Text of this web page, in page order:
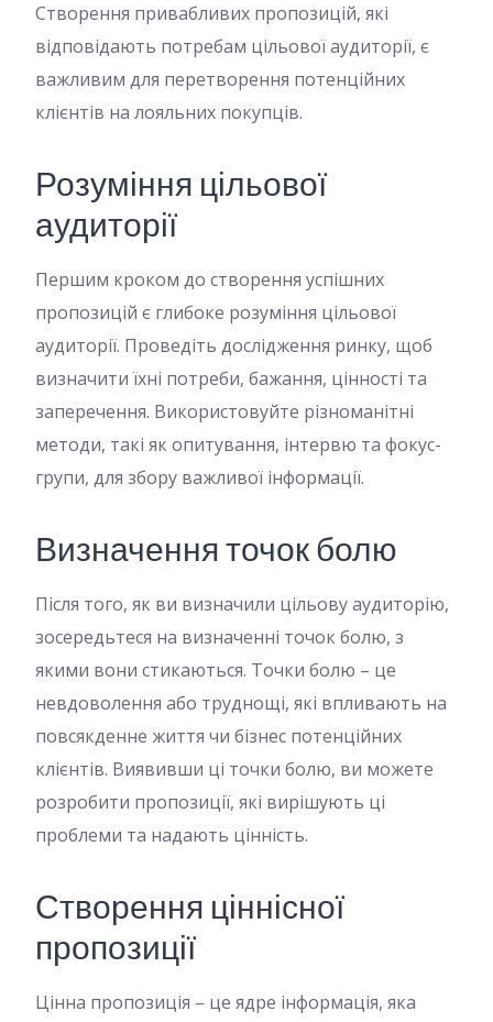
Створення привабливих пропозицій, які
відповідають потребам цільової аудиторії, є
важливим для перетворення потенційних
клієнтів на лояльних покупців.
Розуміння цільової
аудиторії
Першим кроком до створення успішних
пропозицій є глибоке розуміння цільової
аудиторії. Проведіть дослідження ринку, щоб
визначити їхні потреби, бажання, цінності та
заперечення. Використовуйте різноманітні
методи, такі як опитування, інтервю та фокус-
групи, для збору важливої інформації.
Визначення точок болю
Після того, як ви визначили цільову аудиторію,
зосередьтеся на визначенні точок болю, з
якими вони стикаються. Точки болю – це
невдоволення або труднощі, які впливають на
повсякденне життя чи бізнес потенційних
клієнтів. Виявивши ці точки болю, ви можете
розробити пропозиції, які вирішують ці
проблеми та надають цінність.
Створення ціннісної
пропозиції
Цінна пропозиція – це ядре інформація, яка